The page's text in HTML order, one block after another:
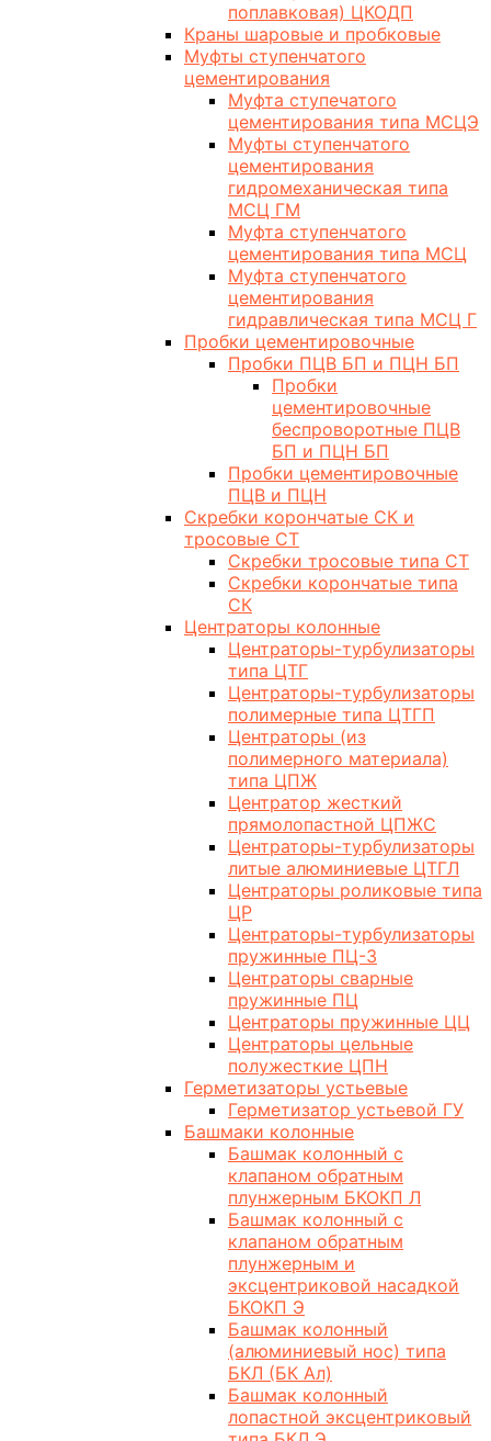
поплавковая) ЦКОДП
Краны шаровые и пробковые
Муфты ступенчатого
цементирования
Муфта ступечатого
цементирования типа МСЦЭ
Муфты ступенчатого
цементирования
гидромеханическая типа
МСЦ ГМ
Муфта ступенчатого
цементирования типа МСЦ
Муфта ступенчатого
цементирования
гидравлическая типа МСЦ Г
Пробки цементировочные
Пробки ПЦВ БП и ПЦН БП
Пробки
цементировочные
беспроворотные ПЦВ
БП и ПЦН БП
Пробки цементировочные
ПЦВ и ПЦН
Скребки корончатые СК и
тросовые СТ
Скребки тросовые типа СТ
Скребки корончатые типа
СК
Центраторы колонные
Центраторы-турбулизаторы
типа ЦТГ
Центраторы-турбулизаторы
полимерные типа ЦТГП
Центраторы (из
полимерного материала)
типа ЦПЖ
Центратор жесткий
прямолопастной ЦПЖС
Центраторы-турбулизаторы
литые алюминиевые ЦТГЛ
Центраторы роликовые типа
ЦР
Центраторы-турбулизаторы
пружинные ПЦ-3
Центраторы сварные
пружинные ПЦ
Центраторы пружинные ЦЦ
Центраторы цельные
полужесткие ЦПН
Герметизаторы устьевые
Герметизатор устьевой ГУ
Башмаки колонные
Башмак колонный с
клапаном обратным
плунжерным БКОКП Л
Башмак колонный с
клапаном обратным
плунжерным и
эксцентриковой насадкой
БКОКП Э
Башмак колонный
(алюминиевый нос) типа
БКЛ (БК Ал)
Башмак колонный
лопастной эксцентриковый